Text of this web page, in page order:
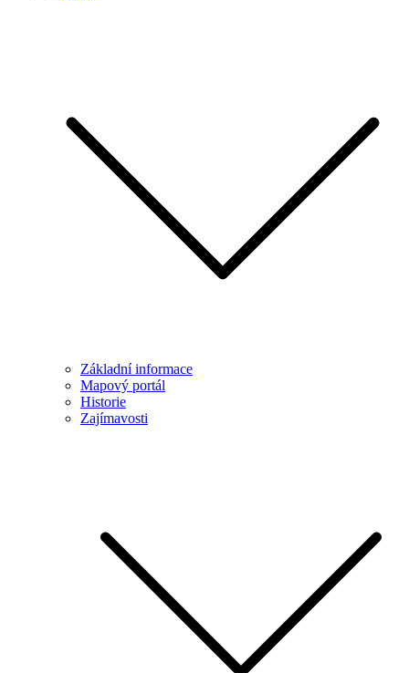
Základní informace
Mapový portál
Historie
Zajímavosti